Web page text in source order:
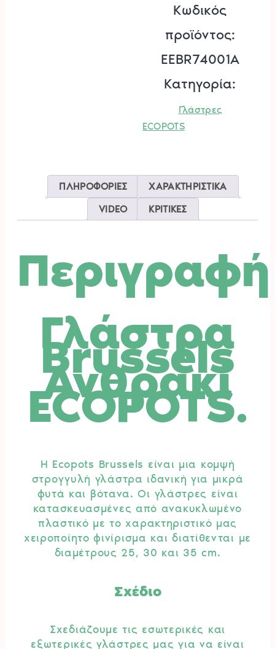
ECOPOTS.
ποσότητα
Κωδικός
προϊόντος:
EEBR74001A
Κατηγορία:
Γλάστρες
ECOPOTS
ΠΛΗΡΟΦΟΡΙΕΣ
ΧΑΡΑΚΤΗΡΙΣΤΙΚΑ
VIDEO
ΚΡΙΤΙΚΕΣ
Περιγραφή
Γλάστρα
Brussels
Ανθρακί
ECOPOTS.
Η Ecopots Brussels είναι μια κομψή
στρογγυλή γλάστρα ιδανική για μικρά
φυτά και βότανα. Οι γλάστρες είναι
κατασκευασμένες από ανακυκλωμένο
πλαστικό με το χαρακτηριστικό μας
χειροποίητο φινίρισμα και διατίθενται με
διαμέτρους 25, 30 και 35 cm.
Σχέδιο
Σχεδιάζουμε τις εσωτερικές και
εξωτερικές γλάστρες μας για να είναι